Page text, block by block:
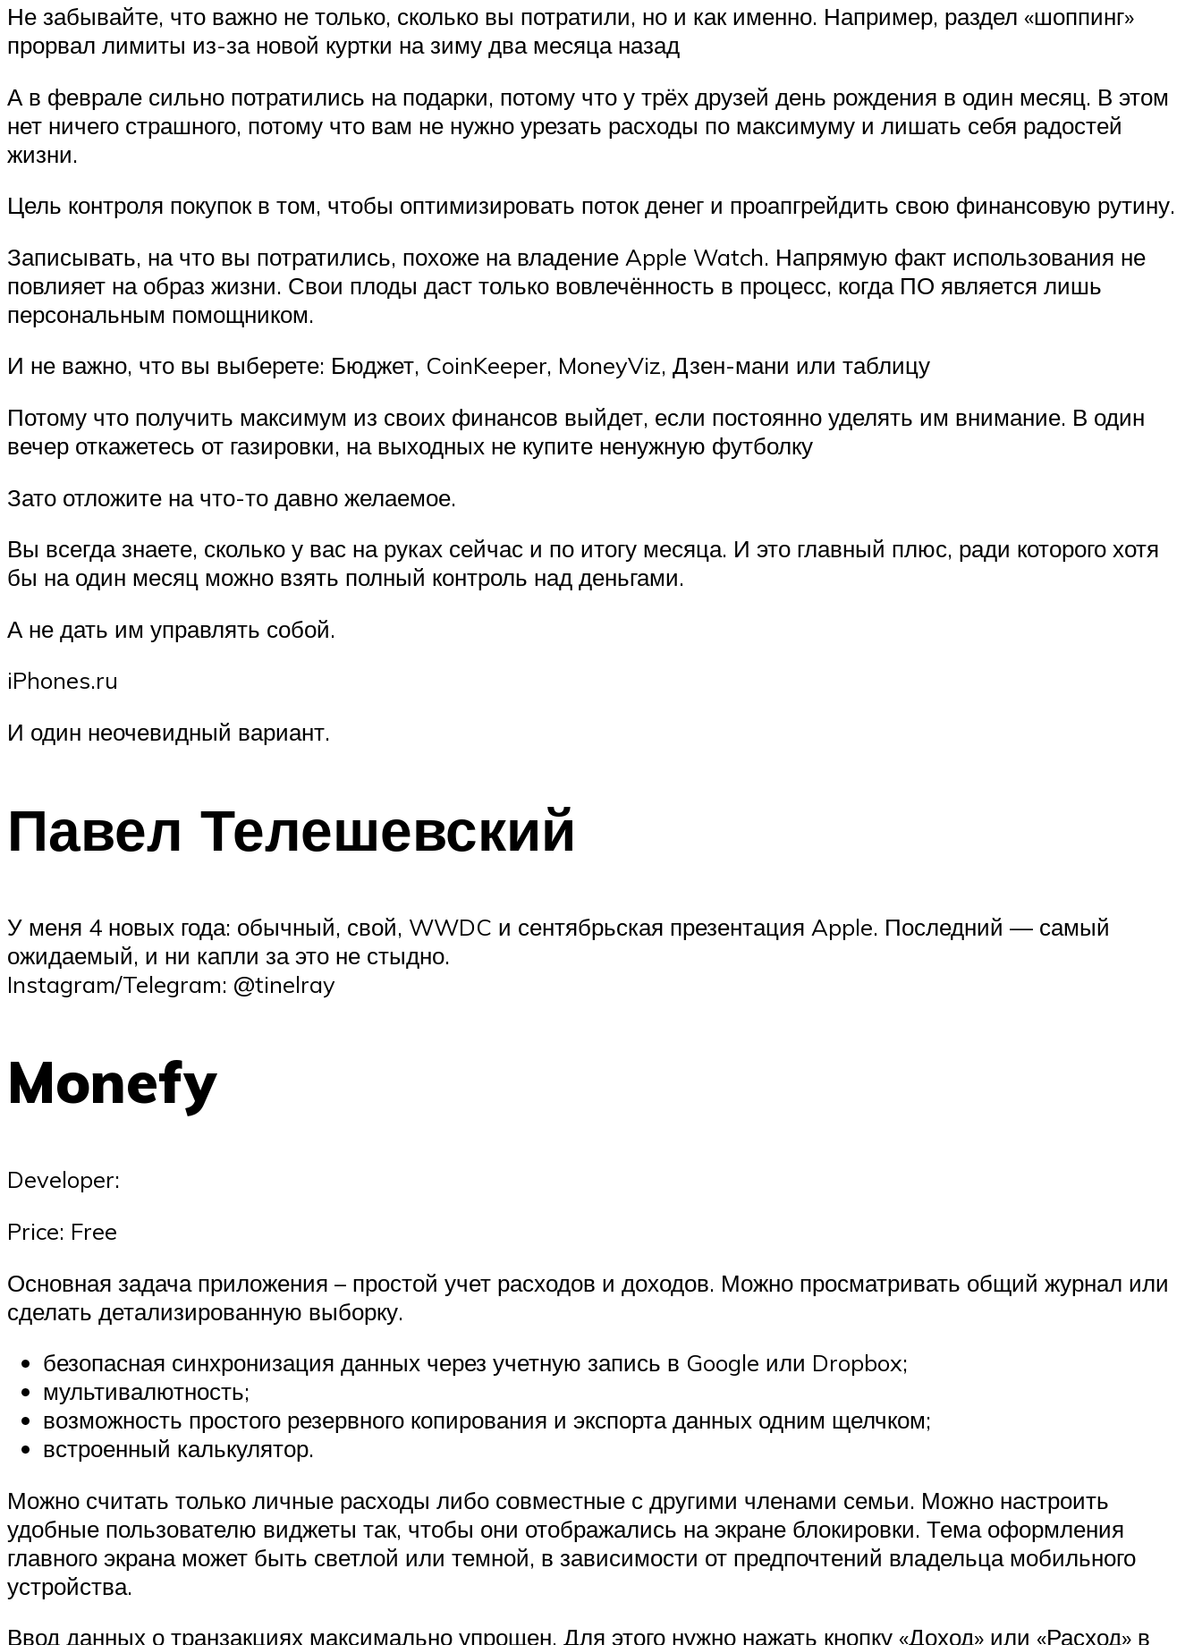
Не забывайте, что важно не только, сколько вы потратили, но и как именно. Например, раздел «шоппинг»
прорвал лимиты из-за новой куртки на зиму два месяца назад
А в феврале сильно потратились на подарки, потому что у трёх друзей день рождения в один месяц. В этом
нет ничего страшного, потому что вам не нужно урезать расходы по максимуму и лишать себя радостей
жизни.
Цель контроля покупок в том, чтобы оптимизировать поток денег и проапгрейдить свою финансовую рутину.
Записывать, на что вы потратились, похоже на владение Apple Watch. Напрямую факт использования не
повлияет на образ жизни. Свои плоды даст только вовлечённость в процесс, когда ПО является лишь
персональным помощником.
И не важно, что вы выберете: Бюджет, CoinKeeper, MoneyViz, Дзен-мани или таблицу
Потому что получить максимум из своих финансов выйдет, если постоянно уделять им внимание. В один
вечер откажетесь от газировки, на выходных не купите ненужную футболку
Зато отложите на что-то давно желаемое.
Вы всегда знаете, сколько у вас на руках сейчас и по итогу месяца. И это главный плюс, ради которого хотя
бы на один месяц можно взять полный контроль над деньгами.
А не дать им управлять собой.
iPhones.ru
И один неочевидный вариант.
Павел Телешевский
У меня 4 новых года: обычный, свой, WWDC и сентябрьская презентация Apple. Последний — самый
ожидаемый, и ни капли за это не стыдно.
Instagram/Telegram: @tinelray
Monefy
Developer:
Price: Free
Основная задача приложения – простой учет расходов и доходов. Можно просматривать общий журнал или
сделать детализированную выборку.
безопасная синхронизация данных через учетную запись в Google или Dropbox;
мультивалютность;
возможность простого резервного копирования и экспорта данных одним щелчком;
встроенный калькулятор.
Можно считать только личные расходы либо совместные с другими членами семьи. Можно настроить
удобные пользователю виджеты так, чтобы они отображались на экране блокировки. Тема оформления
главного экрана может быть светлой или темной, в зависимости от предпочтений владельца мобильного
устройства.
Ввод данных о транзакциях максимально упрощен. Для этого нужно нажать кнопку «Доход» или «Расход» в